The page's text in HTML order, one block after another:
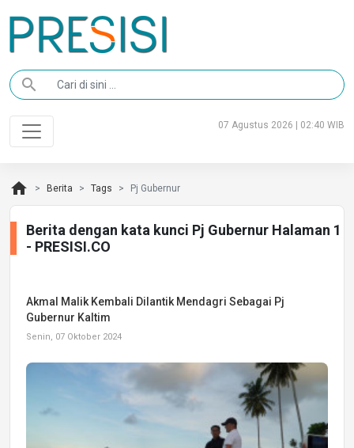
search
07 Agustus 2026 | 02:40 WIB
home Berita Tags Pj Gubernur
Berita dengan kata kunci Pj Gubernur Halaman 1
- PRESISI.CO
Akmal Malik Kembali Dilantik Mendagri Sebagai Pj
Gubernur Kaltim
Senin, 07 Oktober 2024